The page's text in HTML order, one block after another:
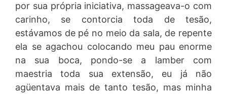
por sua própria iniciativa, massageava-o com
carinho, se contorcia toda de tesão,
estávamos de pé no meio da sala, de repente
ela se agachou colocando meu pau enorme
na sua boca, pondo-se a lamber com
maestria toda sua extensão, eu já não
agüentava mais de tanto tesão, mas minha